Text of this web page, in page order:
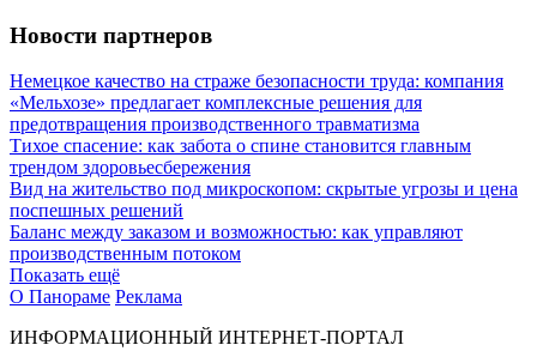
Новости партнеров
Немецкое качество на страже безопасности труда: компания
«Мельхозе» предлагает комплексные решения для
предотвращения производственного травматизма
Тихое спасение: как забота о спине становится главным
трендом здоровьесбережения
Вид на жительство под микроскопом: скрытые угрозы и цена
поспешных решений
Баланс между заказом и возможностью: как управляют
производственным потоком
Показать ещё
О Панораме Реклама
ИНФОРМАЦИОННЫЙ ИНТЕРНЕТ-ПОРТАЛ